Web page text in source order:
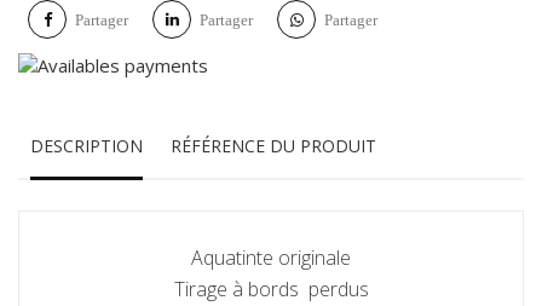
Partager Partager Partager
DESCRIPTION RÉFÉRENCE DU PRODUIT
Aquatinte originale
Tirage à bords perdus